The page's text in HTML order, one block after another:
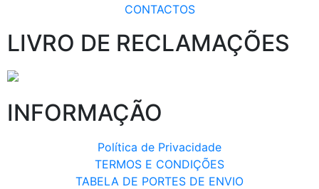
CONTACTOS
LIVRO DE RECLAMAÇÕES
INFORMAÇÃO
Política de Privacidade
TERMOS E CONDIÇÕES
TABELA DE PORTES DE ENVIO